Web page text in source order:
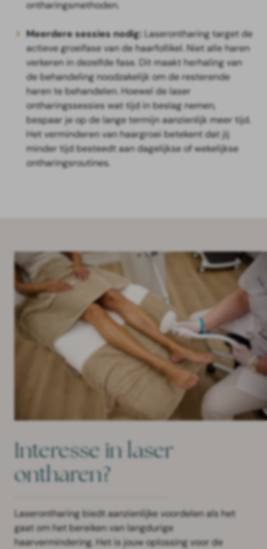
ontharingsmethoden.
Meerdere sessies nodig: Laserontharing target de
actieve groeifase van de haarfollikel. Niet alle haren
verkeren in dezelfde fase. Dit maakt herhaling van
de behandeling noodzakelijk om de resterende
haren te behandelen. Hoewel de laser
ontharingssessies wat tijd in beslag nemen,
bespaar je op de lange termijn aanzienlijk meer tijd.
Het verminderen van haargroei betekent dat jij
minder tijd besteedt aan dagelijkse of wekelijkse
ontharingsroutines.
Interesse in laser
ontharen?
Laserontharing biedt aanzienlijke voordelen als het
gaat om het bereiken van langdurige
haarvermindering. Het is jouw oplossing voor de